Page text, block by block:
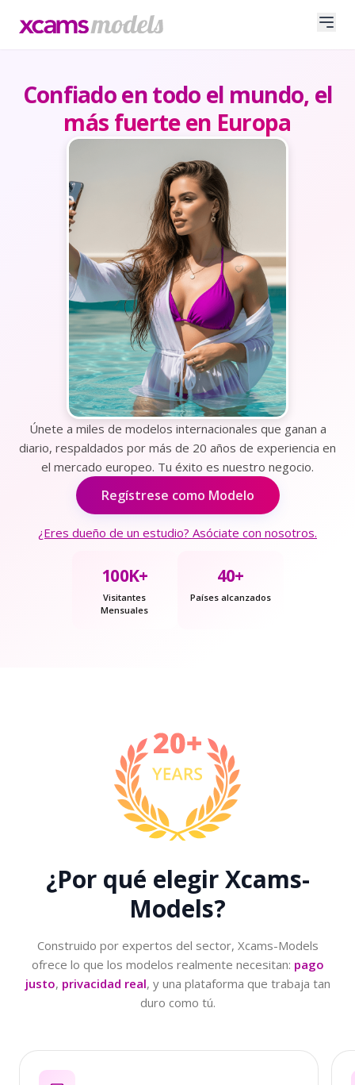
Confiado en todo el mundo, el
más fuerte en Europa
Únete a miles de modelos internacionales que ganan a
diario, respaldados por más de 20 años de experiencia en
el mercado europeo. Tu éxito es nuestro negocio.
Regístrese como Modelo
¿Eres dueño de un estudio? Asóciate con nosotros.
100K+
Visitantes
Mensuales
40+
Países alcanzados
¿Por qué elegirXcams-
Models?
Construido por expertos del sector, Xcams-Models
ofrece lo que los modelos realmente necesitan: pago
justo, privacidad real, y una plataforma que trabaja tan
duro como tú.